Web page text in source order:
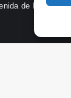
de Brasil,